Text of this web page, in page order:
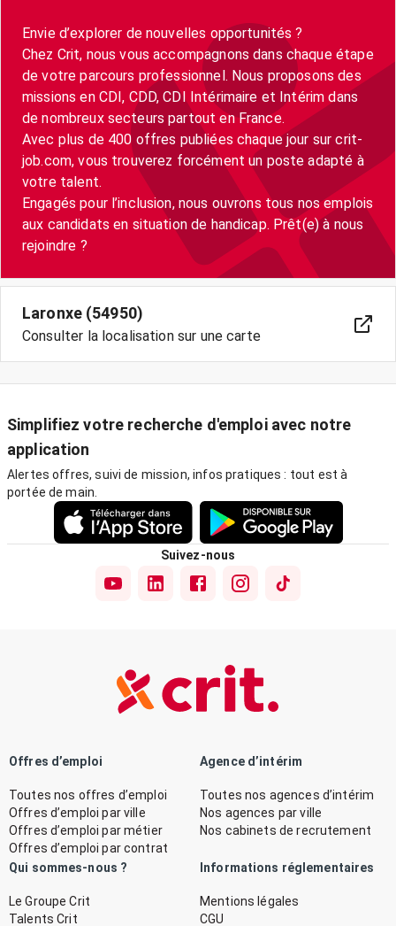
Envie d’explorer de nouvelles opportunités ?
Chez Crit, nous vous accompagnons dans chaque étape
de votre parcours professionnel. Nous proposons des
missions en CDI, CDD, CDI Intérimaire et Intérim dans
de nombreux secteurs partout en France.
Avec plus de 400 offres publiées chaque jour sur crit-
job.com, vous trouverez forcément un poste adapté à
votre talent.
Engagés pour l’inclusion, nous ouvrons tous nos emplois
aux candidats en situation de handicap. Prêt(e) à nous
Laronxe (54950)
Consulter la localisation sur une carte
Simplifiez votre recherche d'emploi avec notre
application
Alertes offres, suivi de mission, infos pratiques : tout est à
portée de main.
Suivez-nous
Offres d’emploi
Toutes nos offres d’emploi
Offres d’emploi par ville
Offres d’emploi par métier
Offres d’emploi par contrat
Agence d’intérim
Toutes nos agences d’intérim
Nos agences par ville
Nos cabinets de recrutement
Qui sommes-nous ?
Le Groupe Crit
Talents Crit
Informations réglementaires
Mentions légales
CGU